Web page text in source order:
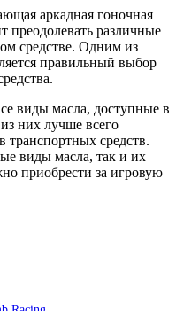
аркадная гоночная
преодолевать различные
средстве. Одним из
правильный выбор
виды масла, доступные в
них лучше всего
транспортных средств.
виды масла, так и их
приобрести за игровую